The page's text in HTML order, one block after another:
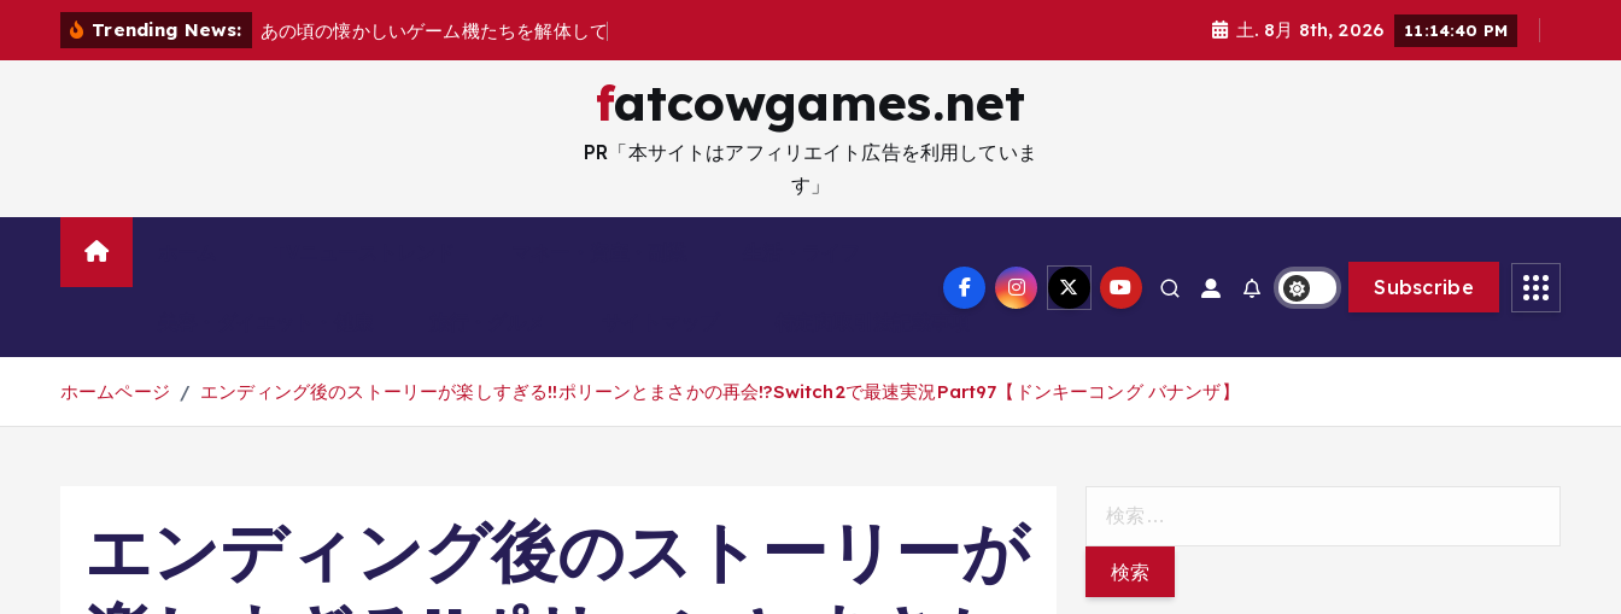
Trending News: あの頃の懐かしいゲー ム機たち を解体して 土. 8月 8th, 2026 11:14:42 PM
fatcowgames.net
PR「本サイトはアフィリエイト広告を利用していま
す」
Subscribe
ホームページ エンディング後のストーリーが楽しすぎる!!ポリーンとまさかの再会!?Switch2で最速実況Part97【ドンキーコング バナンザ】
エンディング後のストーリーが